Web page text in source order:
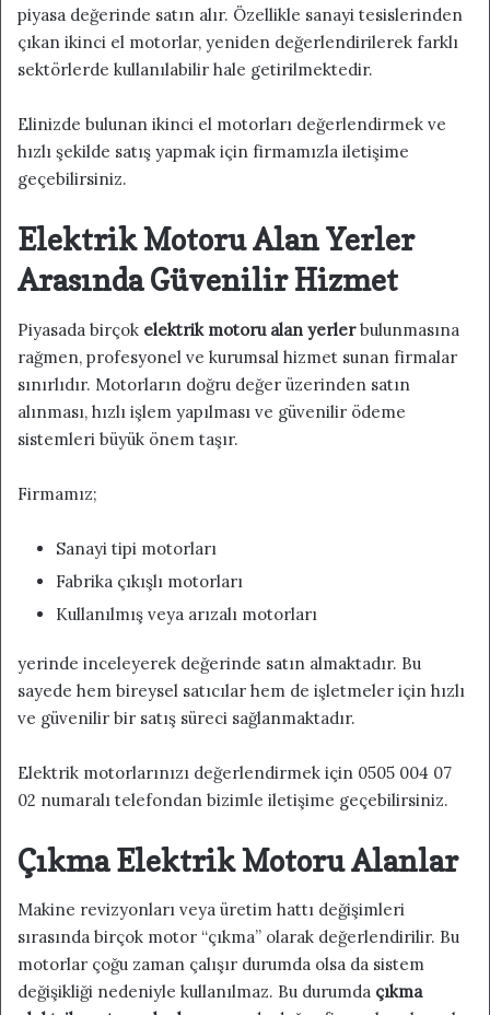
piyasa değerinde satın alır. Özellikle sanayi tesislerinden
çıkan ikinci el motorlar, yeniden değerlendirilerek farklı
sektörlerde kullanılabilir hale getirilmektedir.
Elinizde bulunan ikinci el motorları değerlendirmek ve
hızlı şekilde satış yapmak için firmamızla iletişime
geçebilirsiniz.
Elektrik Motoru Alan Yerler
Arasında Güvenilir Hizmet
Piyasada birçok elektrik motoru alan yerlerbulunmasına
rağmen, profesyonel ve kurumsal hizmet sunan firmalar
sınırlıdır. Motorların doğru değer üzerinden satın
alınması, hızlı işlem yapılması ve güvenilir ödeme
sistemleri büyük önem taşır.
Firmamız;
Sanayi tipi motorları
Fabrika çıkışlı motorları
Kullanılmış veya arızalı motorları
yerinde inceleyerek değerinde satın almaktadır. Bu
sayede hem bireysel satıcılar hem de işletmeler için hızlı
ve güvenilir bir satış süreci sağlanmaktadır.
Elektrik motorlarınızı değerlendirmek için 0505 004 07
02 numaralı telefondan bizimle iletişime geçebilirsiniz.
Çıkma Elektrik Motoru Alanlar
Makine revizyonları veya üretim hattı değişimleri
sırasında birçok motor “çıkma” olarak değerlendirilir. Bu
motorlar çoğu zaman çalışır durumda olsa da sistem
değişikliği nedeniyle kullanılmaz. Bu durumda çıkma